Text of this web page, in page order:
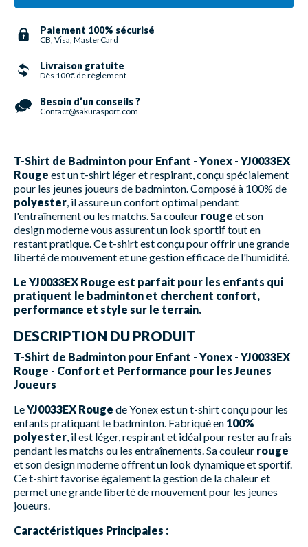
Paiement 100% sécurisé
CB, Visa, MasterCard
Livraison gratuite
Dès 100€ de règlement
Besoin d’un conseils ?
Contact@sakurasport.com
T-Shirt de Badminton pour Enfant - Yonex - YJ0033EX
Rouge est un t-shirt léger et respirant, conçu spécialement
pour les jeunes joueurs de badminton. Composé à 100% de
polyester , il assure un confort optimal pendant
l'entraînement ou les matchs. Sa couleur rouge et son
design moderne vous assurent un look sportif tout en
restant pratique. Ce t-shirt est conçu pour offrir une grande
liberté de mouvement et une gestion efficace de l'humidité.
Le YJ0033EX Rouge est parfait pour les enfants qui
pratiquent le badminton et cherchent confort,
performance et style sur le terrain.
DESCRIPTION DU PRODUIT
T-Shirt de Badminton pour Enfant - Yonex - YJ0033EX
Rouge - Confort et Performance pour les Jeunes
Joueurs
LeYJ0033EX Rouge de Yonex est un t-shirt conçu pour les
enfants pratiquant le badminton. Fabriqué en 100%
polyester , il est léger, respirant et idéal pour rester au frais
pendant les matchs ou les entraînements. Sa couleur rouge
et son design moderne offrent un look dynamique et sportif.
Ce t-shirt favorise également la gestion de la chaleur et
permet une grande liberté de mouvement pour les jeunes
joueurs.
Caractéristiques Principales :